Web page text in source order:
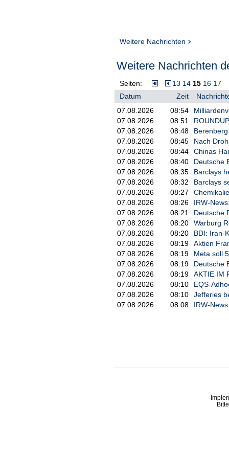
Weitere Nachrichten
Weitere Nachrichten
Seiten: 13 14 15 16 17
Datum
Zeit
07.08.2026
08:54
07.08.2026
08:51
07.08.2026
08:48
07.08.2026
08:45
Nach
07.08.2026
08:44
Chinas
07.08.2026
08:40
Deutsche
07.08.2026
08:35
Barclays
07.08.2026
08:32
Barclays
07.08.2026
08:27
07.08.2026
08:26
IRW-
07.08.2026
08:21
Deutsche
07.08.2026
08:20
Warburg
07.08.2026
08:20
BDI: Iran-
07.08.2026
08:19
Aktien
07.08.2026
08:19
Meta soll
07.08.2026
08:19
Deutsche
07.08.2026
08:19
AKTIE IM
07.08.2026
08:10
EQS-
07.08.2026
08:10
Jefferies
07.08.2026
08:08 IRW-